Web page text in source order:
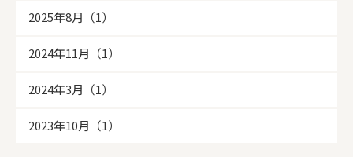
2025年8月（1）
2024年11月（1）
2024年3月（1）
2023年10月（1）